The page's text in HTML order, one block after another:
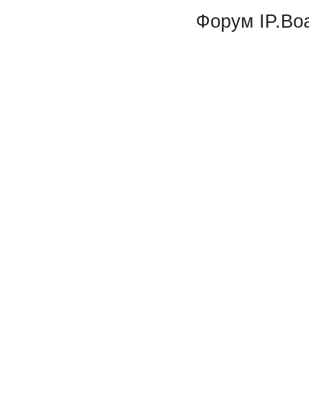
Форум